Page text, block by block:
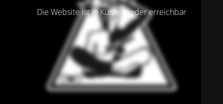
Die Website ist in Kürze wieder erreichbar